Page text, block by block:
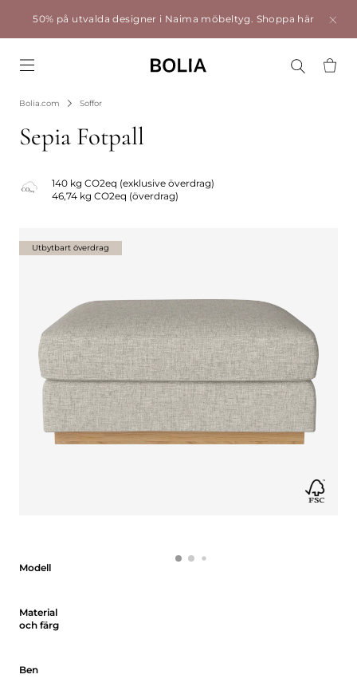
50% på utvalda designer i Naima möbeltyg. Shoppa här
Bolia.com Soffor
Sepia Fotpall
140 kg CO2eq (exklusive överdrag)
46,74 kg CO2eq (överdrag)
Modell
Material
och färg
Ben
Utbytbart överdrag